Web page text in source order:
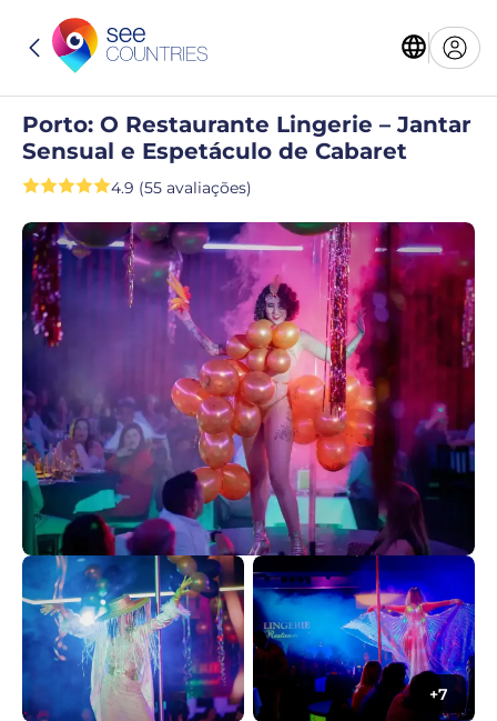
Porto: O Restaurante Lingerie – Jantar
Sensual e Espetáculo de Cabaret
4.9 (55 avaliações)
+7